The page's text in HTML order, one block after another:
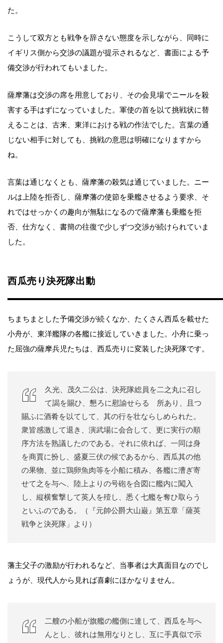
た。
こうして双方とも戦争を辞さない態度を示しながら、同時に
イギリス側から交渉の議題が提示されるなど、書面による予
備交渉が行われてもいました。
薩摩藩は交渉の席を用意しており、その会見場でニールを殺
害する手はずになっていました。軍使の首を以て挑戦状に替
えることは、古来、東洋における戦の作法でした。言葉の通
じない相手に対しても、挑戦の意思は明確になりますから
ね。
言葉は通じなくとも、薩摩藩の殺気は通じていました。ニー
ルは上陸を拒否し、薩摩藩の使節を乗艦させるよう要求、そ
れではせっかくの趣向が無駄になるので薩摩藩も乗艦を拒
否、仕方なく、書簡の往復で少しずつ交渉が続けられていま
した。
西瓜売り決死隊出動
ちまちまとした予備交渉が続くなか、たくさん西瓜を載せた
小舟が、東洋艦隊の各艦に接近していきました。小舟に乗っ
た屈強の薩摩兵児たちは、西瓜売りに変装した決死隊です。
久光、茂久二公は、決死隊総員を二之丸に召し
て謁を賜ひ、懇ろに慰諭せらるゝ所あり、且つ
賜ふに酒肴を以てして、其の行を壮ならしめられた。
衆皆感激して退き、演武場に会合して、更に実行の順
序方法を熟議したのである。それに依れば、一同は身
を商賈に扮し、盛夏三伏の候であるから、西瓜其の他
の果物、並に鶏卵魚肉等を小船に積み、各艦に漕ぎ寄
せて之を与へ、陸上よりの号砲を合図に艦内に闖入
し、縦横奮撃して英人を殪し、悉く七艦を奪ひ取らう
といふのである。（『元帥公爵大山巌』第五章「薩英
戦争と決死隊」より）
藩主父子の激励が行われるなど、当事者は大真面目なのでし
ょうが、現代人から見れば喜劇にほかなりません。
二艘の小船が旗艦の艦側に達して、西瓜を与へ
んとし、彼れは無用なりとし、互に手真似で示